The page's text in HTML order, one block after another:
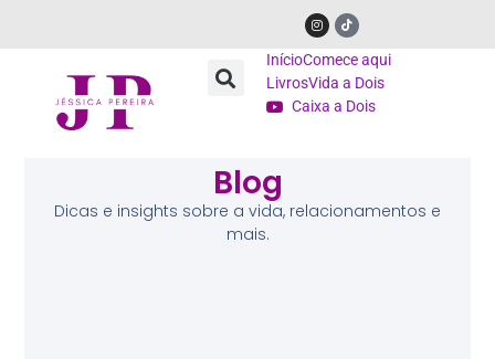
InícioComece aqui
LivrosVida a Dois
Caixa a Dois
Blog
Dicas e insights sobre a vida, relacionamentos e
mais.